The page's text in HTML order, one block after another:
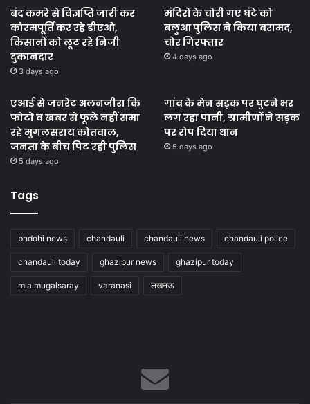
बंद कमरे से विज्ञप्ति जारी कर
कोरमपूर्ति कर रहे डीएओ,
किसानों को लूट रहे निजी
दुकानदार
3 days ago
मंदिरों के चोरी गए घंटे को
बलुआ पुलिस ने किया बरामद,
चोर गिरफ्तार
4 days ago
एआई से जनरेट अलनजीरा कि
फोटो व खबर से फूले नहीं समा
रहे मुगलसराय कोतवाल,
जनता के बीच पिट रही पुलिस
5 days ago
गांव के मेन सड़क पर घुटने भर
लग रहा पानी, ग्रामीणों ने सड़क
पर रोप दिया धान
5 days ago
Tags
bhdohi news chandauli chandauli news chandauli police
chandauli today ghazipur news ghazipur today
mla mugalsaray varanasi लखनऊ